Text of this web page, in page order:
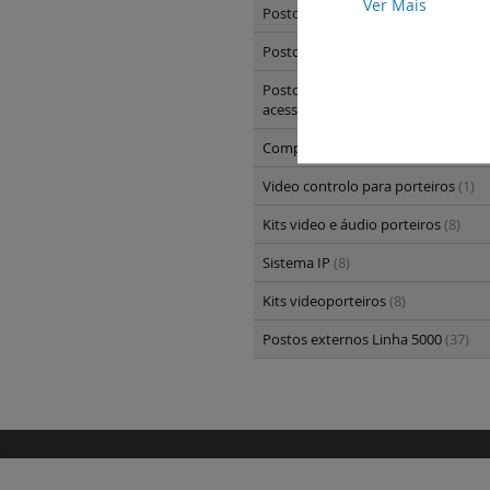
Postos internos Novo Classe 100
Postos internos Novo Classe 100
Postos internos Novo Classe 100 -
acessórios
Componentes de sistema
Video controlo para porteiros(1)
Kits video e áudio porteiros(8)
Sistema IP (8)
Kits videoporteiros(8)
Postos externos Linha 5000(37)